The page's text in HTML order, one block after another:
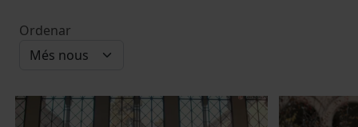
Ordenar